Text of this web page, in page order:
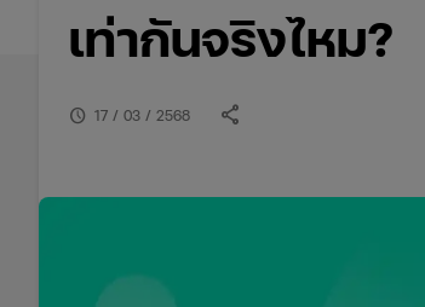
เท่ากันจริงไหม?
schedule 17 / 03 / 2568 share